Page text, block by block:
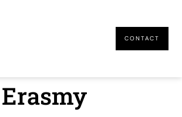
CONTACT